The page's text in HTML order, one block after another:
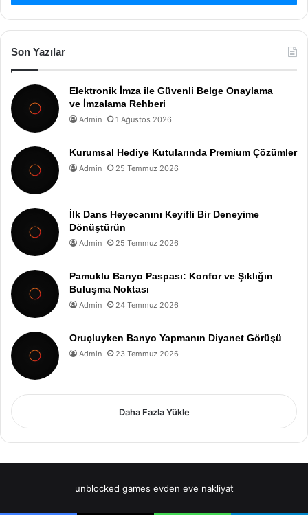
Son Yazılar
Elektronik İmza ile Güvenli Belge Onaylama
ve İmzalama Rehberi
Admin 1 Ağustos 2026
Kurumsal Hediye Kutularında Premium Çözümler
Admin 25 Temmuz 2026
İlk Dans Heyecanını Keyifli Bir Deneyime
Dönüştürün
Admin 25 Temmuz 2026
Pamuklu Banyo Paspası: Konfor ve Şıklığın
Buluşma Noktası
Admin 24 Temmuz 2026
Oruçluyken Banyo Yapmanın Diyanet Görüşü
Admin 23 Temmuz 2026
Daha Fazla Yükle
unblocked games evden eve nakliyat